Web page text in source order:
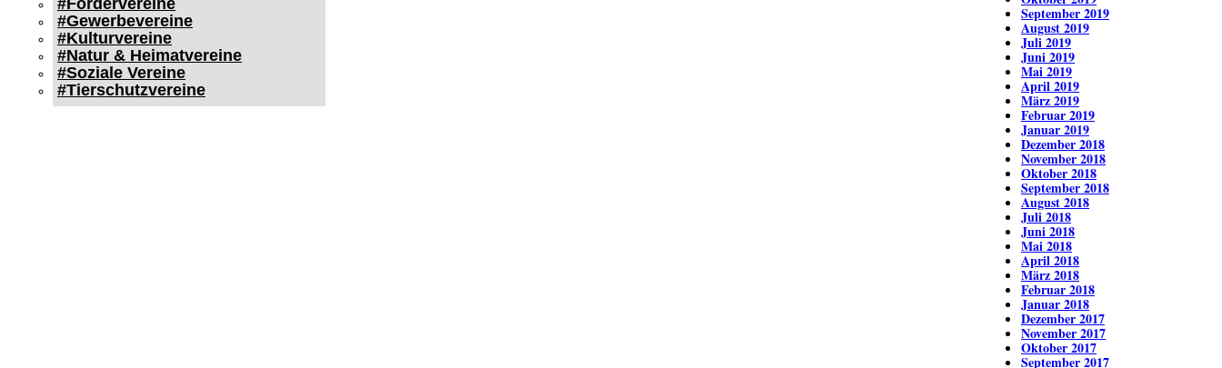
#Fördervereine
#Gewerbevereine
#Kulturvereine
#Natur & Heimatvereine
#Soziale Vereine
#Tierschutzvereine
September 2019
August 2019
Juli 2019
Juni 2019
Mai 2019
April 2019
März 2019
Februar 2019
Januar 2019
Dezember 2018
November 2018
Oktober 2018
September 2018
August 2018
Juli 2018
Juni 2018
Mai 2018
April 2018
März 2018
Februar 2018
Januar 2018
Dezember 2017
November 2017
Oktober 2017
September 2017